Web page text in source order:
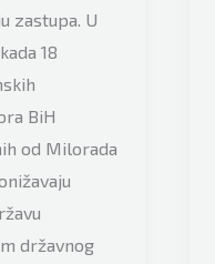
zastupa. U
18
BiH
od Milorada
državnog